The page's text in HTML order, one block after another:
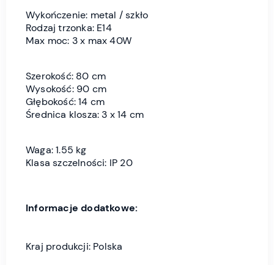
Wykończenie: metal / szkło
Rodzaj trzonka: E14
Max moc: 3 x max 40W
Szerokość: 80 cm
Wysokość: 90 cm
Głębokość: 14 cm
Średnica klosza: 3 x 14 cm
Waga: 1.55 kg
Klasa szczelności: IP 20
Informacje dodatkowe:
Kraj produkcji: Polska